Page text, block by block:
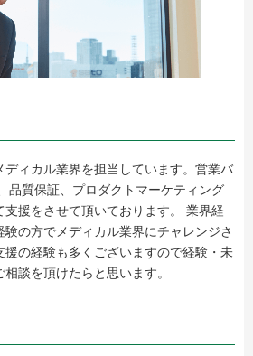
ディカル業界を担当しています。営業バ
品質保証、プロダクトマーケティング
支援をさせて頂いております。 業界経
の方でメディカル業界にチャレンジさ
の経験も多くございますので経験・未
談を頂けたらと思います。